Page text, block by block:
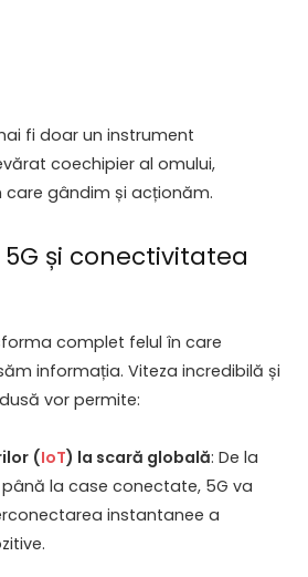
fi doar un instrument
coechipier al omului,
gândim și acționăm.
și conectivitatea
complet felul în care
informația. Viteza incredibilă și
vor permite:
(IoT) la scară globală: De la
la case conectate, 5G va
instantanee a